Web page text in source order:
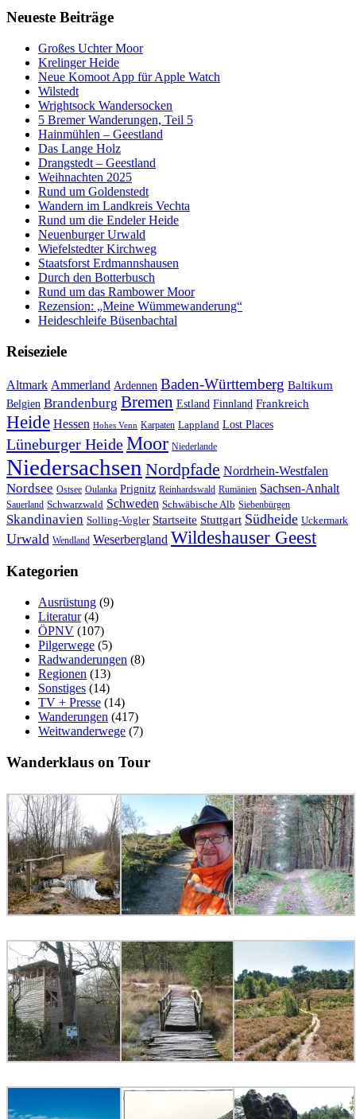
Neueste Beiträge
Großes Uchter Moor
Krelinger Heide
Neue Komoot App für Apple Watch
Wilstedt
Wrightsock Wandersocken
5 Bremer Wanderungen, Teil 5
Hainmühlen – Geestland
Das Lange Holz
Drangstedt – Geestland
Weihnachten 2025
Rund um Goldenstedt
Wandern im Landkreis Vechta
Rund um die Endeler Heide
Neuenburger Urwald
Wiefelstedter Kirchweg
Staatsforst Erdmannshausen
Durch den Botterbusch
Rund um das Rambower Moor
Rezension: „Meine Wümmewanderung“
Heideschleife Büsenbachtal
Reiseziele
Altmark Ammerland Ardennen Baden-Württemberg Baltikum
Belgien Brandenburg Bremen Estland Finnland Frankreich
Heide Hessen Hohes Venn Karpaten Lappland Lost Places
Lüneburger HeideMoor Niederlande
Niedersachsen Nordpfade Nordrhein-Westfalen
Nordsee Ostsee Oulanka Prignitz Reinhardswald Rumänien Sachsen-Anhalt
Sauerland Schwarzwald Schweden Schwäbische Alb Siebenbürgen
Skandinavien Solling-Vogler Startseite Stuttgart Südheide Uckermark
Urwald Wendland Weserbergland Wildeshauser Geest
Kategorien
Ausrüstung (9)
Literatur(4)
ÖPNV (107)
Pilgerwege (5)
Radwanderungen (8)
Regionen (13)
Sonstiges (14)
TV + Presse (14)
Wanderungen (417)
Weitwanderwege (7)
Wanderklaus on Tour